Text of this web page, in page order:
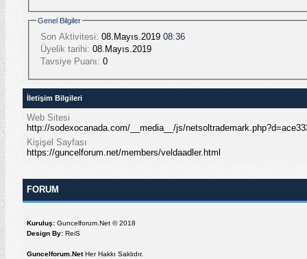
Genel Bilgiler
Son Aktivitesi: 08.Mayıs.2019 08:36
Üyelik tarihi: 08.Mayıs.2019
Tavsiye Puanı: 0
İletişim Bilgileri
Web Sitesi
http://sodexocanada.com/__media__/js/
Kişişel Sayfası
https://guncelforum.net/members/veldaadler.html
FORUM
Kuruluş: Guncelforum.Net © 2018
Design By: ReiS
Guncelforum.NetHer Hakkı Saklıdır.